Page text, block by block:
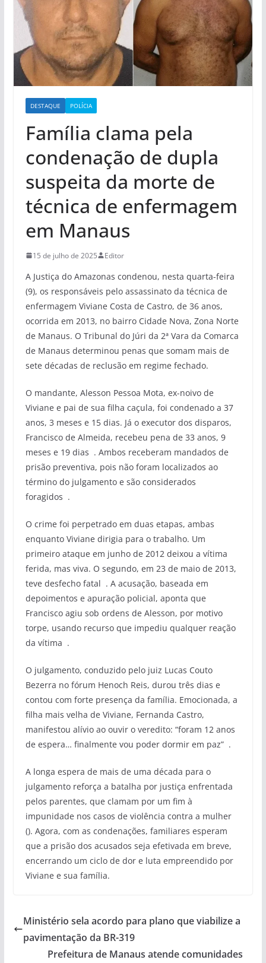
DESTAQUE POLÍCIA
Família clama pela
condenação de dupla
suspeita da morte de
técnica de enfermagem
em Manaus
15 de julho de 2025 Editor
A Justiça do Amazonas condenou, nesta quarta-feira
(9), os responsáveis pelo assassinato da técnica de
enfermagem Viviane Costa de Castro, de 36 anos,
ocorrida em 2013, no bairro Cidade Nova, Zona Norte
de Manaus. O Tribunal do Júri da 2ª Vara da Comarca
de Manaus determinou penas que somam mais de
sete décadas de reclusão em regime fechado.
O mandante, Alesson Pessoa Mota, ex-noivo de
Viviane e pai de sua filha caçula, foi condenado a 37
anos, 3 meses e 15 dias. Já o executor dos disparos,
Francisco de Almeida, recebeu pena de 33 anos, 9
meses e 19 dias . Ambos receberam mandados de
prisão preventiva, pois não foram localizados ao
término do julgamento e são considerados
foragidos .
O crime foi perpetrado em duas etapas, ambas
enquanto Viviane dirigia para o trabalho. Um
primeiro ataque em junho de 2012 deixou a vítima
ferida, mas viva. O segundo, em 23 de maio de 2013,
teve desfecho fatal . A acusação, baseada em
depoimentos e apuração policial, aponta que
Francisco agiu sob ordens de Alesson, por motivo
torpe, usando recurso que impediu qualquer reação
da vítima .
O julgamento, conduzido pelo juiz Lucas Couto
Bezerra no fórum Henoch Reis, durou três dias e
contou com forte presença da família. Emocionada, a
filha mais velha de Viviane, Fernanda Castro,
manifestou alívio ao ouvir o veredito: “foram 12 anos
de espera… finalmente vou poder dormir em paz” .
A longa espera de mais de uma década para o
julgamento reforça a batalha por justiça enfrentada
pelos parentes, que clamam por um fim à
impunidade nos casos de violência contra a mulher
(). Agora, com as condenações, familiares esperam
que a prisão dos acusados seja efetivada em breve,
encerrando um ciclo de dor e luta empreendido por
Viviane e sua família.
Ministério sela acordo para plano que viabilize a
pavimentação da BR-319
Prefeitura de Manaus atende comunidades